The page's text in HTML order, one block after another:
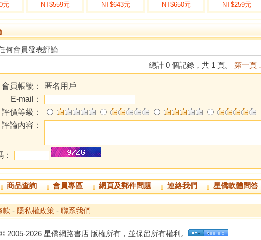
元 NT$559元 NT$643元 NT$650元 NT$259元
何會員發表評論
總計 0 個記錄，共 1 頁。 第一頁
會員帳號：
匿名用戶
E-mail：
評價等級：
評論內容：
商品查詢 會員專區 網頁及郵件問題 連絡我們 星僑軟體問答
款 - 隱私權政策 - 聯系我們
© 2005-2026 星僑網路書店 版權所有，並保留所有權利。